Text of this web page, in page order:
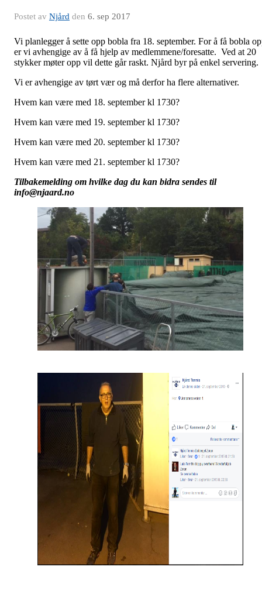
Postet av Njård den 6. sep 2017
Vi planlegger å sette opp bobla fra 18. september. For å få bobla
er vi avhengige av å få hjelp av medlemmene/foresatte. Ved at 20
stykker møter opp vil dette går raskt. Njård byr på enkel servering.
Vi er avhengige av tørt vær og må derfor ha flere alternativer.
Hvem kan være med 18. september kl 1730?
Hvem kan være med 19. september kl 1730?
Hvem kan være med 20. september kl 1730?
Hvem kan være med 21. september kl 1730?
Tilbakemelding om hvilke dag du kan bidra sendes til
info@njaard.no